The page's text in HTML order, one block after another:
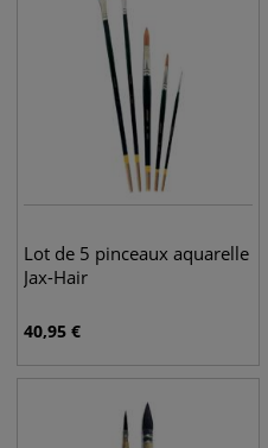
Lot de 5 pinceaux aquarelle
Jax-Hair
40,95 €